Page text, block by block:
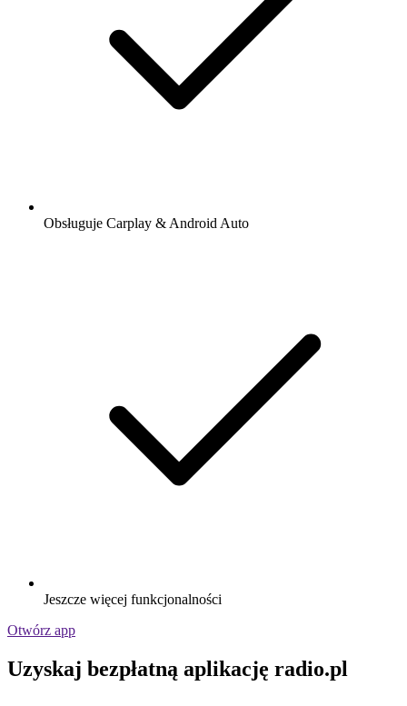
Obsługuje Carplay & Android Auto
Jeszcze więcej funkcjonalności
Otwórz app
Uzyskaj bezpłatną aplikację radio.pl